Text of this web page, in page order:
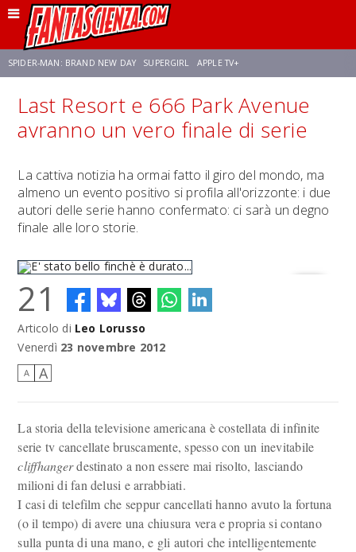
SPIDER-MAN: BRAND NEW DAY SUPERGIRL APPLE TV+
FRANCO RICCIARDIELLO ZENDAYA STAR TREK AVENGERS: DOOMSDAY
Last Resort e 666 Park Avenue
avranno un vero finale di serie
La cattiva notizia ha ormai fatto il giro del mondo, ma
almeno un evento positivo si profila all'orizzonte: i due
autori delle serie hanno confermato: ci sarà un degno
finale alle loro storie.
E' stato bello finchè è durato...
21
Articolo di Leo Lorusso
Venerdì 23 novembre 2012
A A
La storia della televisione americana è costellata di infinite
serie tv cancellate bruscamente, spesso con un inevitabile
cliffhangerdestinato a non essere mai risolto, lasciando
milioni di fan delusi e arrabbiati.
I casi di telefilm che seppur cancellati hanno avuto la fortuna
(o il tempo) di avere una chiusura vera e propria si contano
sulla punta di una mano, e gli autori che intelligentemente